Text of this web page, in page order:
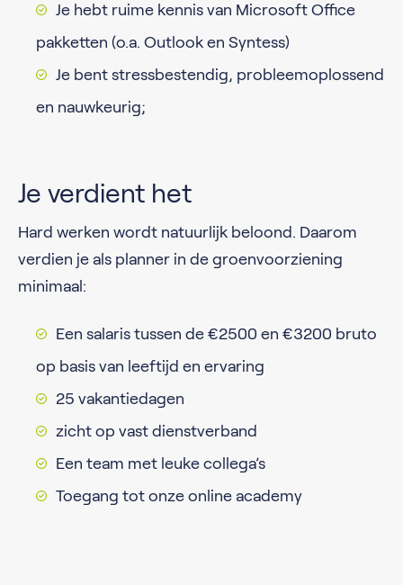
Je hebt ruime kennis van Microsoft Office
pakketten (o.a. Outlook en Syntess)
Je bent stressbestendig, probleemoplossend
en nauwkeurig;
Je verdient het
Hard werken wordt natuurlijk beloond. Daarom
verdien je als planner in de groenvoorziening
minimaal:
Een salaris tussen de €2500 en €3200 bruto
op basis van leeftijd en ervaring
25 vakantiedagen
zicht op vast dienstverband
Een team met leuke collega’s
Toegang tot onze online academy